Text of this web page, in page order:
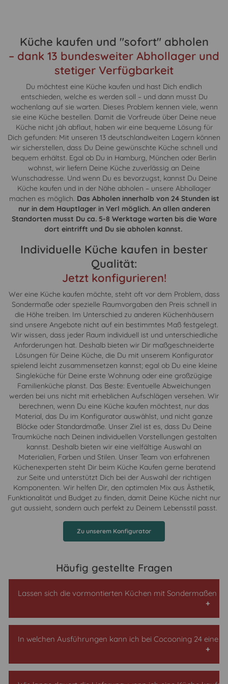
Küche kaufen und "sofort" abholen
– dank 13 bundesweiter Abhollager und
stetiger Verfügbarkeit
Du möchtest eine Küche kaufen und hast Dich endlich
entschieden, welche es werden soll – und dann musst Du
wochenlang auf sie warten. Dieses Problem kennen viele, wenn
sie eine Küche bestellen. Damit die Vorfreude über Deine neue
Küche nicht jäh abflaut, haben wir eine bequeme Lösung für
Dich gefunden: Mit unseren 13 deutschlandweiten Lagern können
wir sicherstellen, dass Du Deine gewünschte Küche schnell und
bequem erhältst. Egal ob Du in Hamburg, München oder Berlin
wohnst, wir liefern Deine Küche zuverlässig an Deine
Wunschadresse. Und wenn Du es bevorzugst, kannst Du Deine
Küche kaufen und in der Nähe abholen – unsere Abhollager
machen es möglich. Das Abholen innerhalb von 24 Stunden ist
nur in dem Hauptlager in Verl möglich. An allen anderen
Standorten musst Du ca. 5-8 Werktage warten bis die Ware
dort eintrifft und Du sie abholen kannst.
Individuelle Küche kaufen in bester
Qualität:
Jetzt konfigurieren!
Wer eine Küche kaufen möchte, steht oft vor dem Problem, dass
Sondermaße oder spezielle Raumvorgaben den Preis schnell in
die Höhe treiben. Im Unterschied zu anderen Küchenhäusern
sind unsere Angebote nicht auf ein bestimmtes Maß festgelegt.
Wir wissen, dass jeder Raum individuell ist und unterschiedliche
Anforderungen hat. Deshalb bieten wir Dir maßgeschneiderte
Lösungen für Deine Küche, die Du mit unserem Konfigurator
spielend leicht zusammensetzen kannst; egal ob Du eine kleine
Singleküche für Deine erste Wohnung oder eine großzügige
Familienküche planst. Das Beste: Eventuelle Abweichungen
werden bei uns nicht mit erheblichen Aufschlägen versehen. Wir
berechnen, wenn Du eine Küche kaufen möchtest, nur das
Material, das Du im Konfigurator auswählst, und nicht ganze
Blöcke oder Standardmaße. Unser Ziel ist es, dass Du Deine
Traumküche nach Deinen individuellen Vorstellungen gestalten
kannst. Deshalb bieten wir eine vielfältige Auswahl an
Materialien, Farben und Stilen. Unser Team von erfahrenen
Küchenexperten steht Dir beim Küche Kaufen gerne beratend
zur Seite und unterstützt Dich bei der Auswahl der richtigen
Komponenten. Wir helfen Dir, den optimalen Mix aus Ästhetik,
Funktionalität und Budget zu finden, damit Deine Küche nicht nur
gut aussieht, sondern auch perfekt zu Deinem Lebensstil passt.
Zu unserem Konfigurator
Häufig gestellte Fragen
Lassen sich die vormontierten Küchen mit Sondermaßen
benötigst – auch individuell für Deine Raumgröße. In
entsprechend gefertigt werden. Ein Aufpreis entsteht für
Dich nicht.
In welchen Ausführungen kann ich bei Cocooning 24 eine